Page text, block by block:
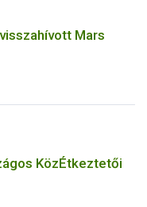
Mars
KözÉtkeztetői